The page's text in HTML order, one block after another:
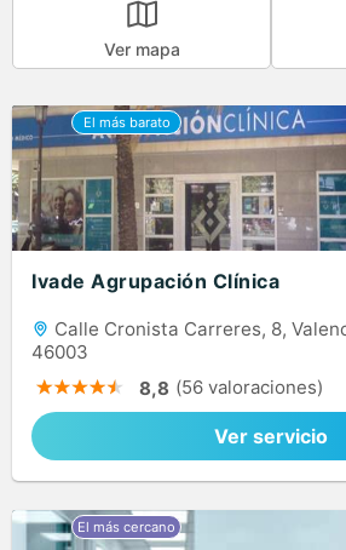
Ver mapa
Ivade Agrupación Clínica
Calle Cronista Carreres, 8,
46003
8,8 (56 valoraciones)
Ver servicio